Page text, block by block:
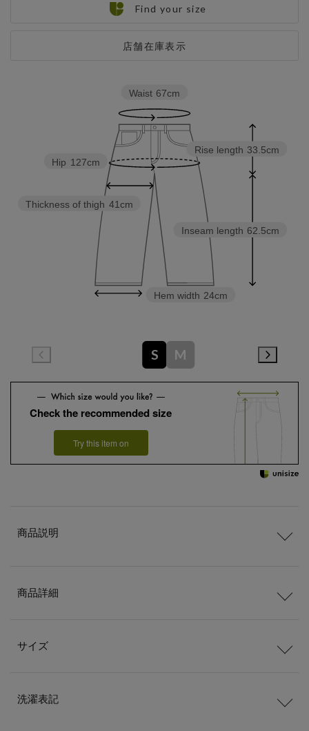
店舗在庫表示
Find your size
Inseam length 62.5cm
Rise length 33.5cm
Hem width 24cm
Thickness of thigh 41cm
Hip 127cm
Waist 67cm
S M
Check the recommended size
Try this item on
商品説明
商品詳細
サイズ
洗濯表記